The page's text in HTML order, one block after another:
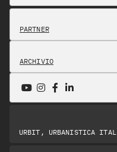
PARTNER
ARCHIVIO
URBIT, URBANISTICA